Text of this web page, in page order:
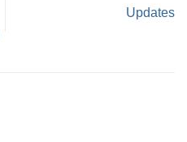
Updates